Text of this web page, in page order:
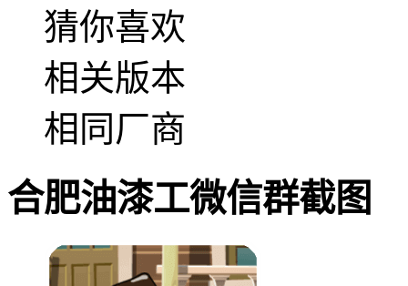
猜你喜欢
相关版本
相同厂商
合肥油漆工微信群截图